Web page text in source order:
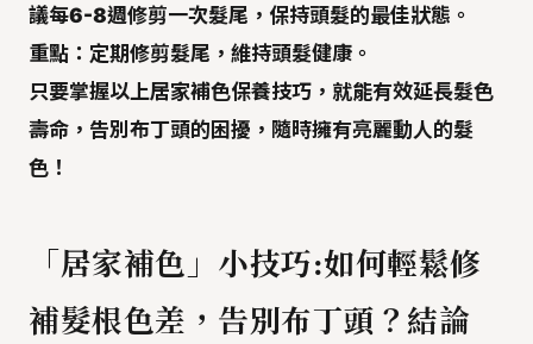
議每6-8週修剪一次髮尾，保持頭髮的最佳狀態。
重點： 定期修剪髮尾，維持頭髮健康。
只要掌握以上居家補色保養技巧，就能有效延長髮色
壽命，告別布丁頭的困擾，隨時擁有亮麗動人的髮
色！
「居家補色」小技巧:如何輕鬆修
補髮根色差，告別布丁頭？結論